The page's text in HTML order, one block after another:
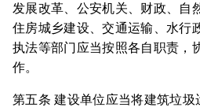
发展改革、公安机关、财政、自
住房城乡建设、交通运输、水行
执法等部门应当按照各自职责，
作。
第五条 建设单位应当将建筑垃